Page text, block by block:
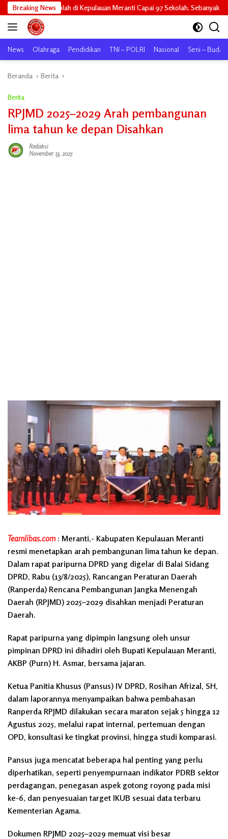
Langsung
ke
konten
Breaking News
di Kepulauan Meranti Capai 97 Sekolah, Sebanyak 33 Sekolah Sudah
News Olahraga Pendidikan TNI – POLRI Nasional Seni –
Beranda Berita
Berita
RPJMD 2025–2029 Arah pembangunan
lima tahun ke depan Disahkan
Redaksi
November 13, 2025
Teamlibas.com : Meranti,- Kabupaten Kepulauan Meranti
resmi menetapkan arah pembangunan lima tahun ke depan.
Dalam rapat paripurna DPRD yang digelar di Balai Sidang
DPRD, Rabu (13/8/2025), Rancangan Peraturan Daerah
(Ranperda) Rencana Pembangunan Jangka Menengah
Daerah (RPJMD) 2025–2029 disahkan menjadi Peraturan
Daerah.
Rapat paripurna yang dipimpin langsung oleh unsur
pimpinan DPRD ini dihadiri oleh Bupati Kepulauan Meranti,
AKBP (Purn) H. Asmar, bersama jajaran.
Ketua Panitia Khusus (Pansus) IV DPRD, Rosihan Afrizal, SH,
dalam laporannya menyampaikan bahwa pembahasan
Ranperda RPJMD dilakukan secara maraton sejak 5 hingga 12
Agustus 2025, melalui rapat internal, pertemuan dengan
OPD, konsultasi ke tingkat provinsi, hingga studi komparasi.
Pansus juga mencatat beberapa hal penting yang perlu
diperhatikan, seperti penyempurnaan indikator PDRB sektor
perdagangan, penegasan aspek gotong royong pada misi
ke-6, dan penyesuaian target IKUB sesuai data terbaru
Kementerian Agama.
Dokumen RPJMD 2025–2029 memuat visi besar